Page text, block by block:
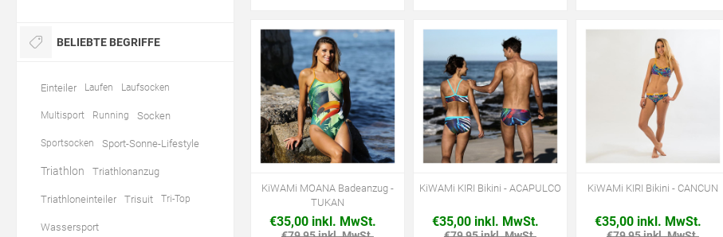
KiWAMi MOANA Badeanzug -
TUKAN
€35,00 inkl. MwSt.
KiWAMi KIRI Bikini - ACAPULCO
€35,00 inkl. MwSt.
KiWAMi KIRI Bikini - CANCUN
€35,00 inkl. MwSt.
BELIEBTE BEGRIFFE
Einteiler Laufen Laufsocken
Multisport Running Socken
Sportsocken Sport-Sonne-Lifestyle
Triathlon Triathlonanzug
Triathloneinteiler Trisuit Tri-Top
Wassersport